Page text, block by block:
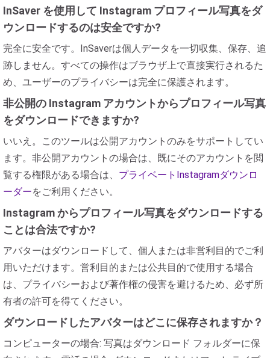
InSaver を使用して Instagram プロフィール写真をダ
ウンロードするのは安全ですか?
完全に安全です。InSaverは個人データを一切収集、保存、追
跡しません。すべての操作はブラウザ上で直接実行されるた
め、ユーザーのプライバシーは完全に保護されます。
非公開の Instagram アカウントからプロフィール写真
をダウンロードできますか?
いいえ。このツールは公開アカウントのみをサポートしてい
ます。非公開アカウントの場合は、既にそのアカウントを閲
覧する権限がある場合は、 プライベートInstagramダウンロ
ーダーをご利用ください。
Instagram からプロフィール写真をダウンロードする
ことは合法ですか?
アバターはダウンロードして、個人または非営利目的でご利
用いただけます。営利目的または公共目的で使用する場合
は、プライバシーおよび著作権の侵害を避けるため、必ず所
有者の許可を得てください。
ダウンロードしたアバターはどこに保存されますか？
コンピューターの場合: 写真はダウンロード フォルダーに保